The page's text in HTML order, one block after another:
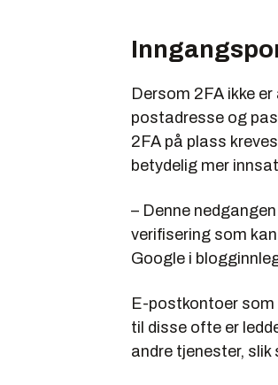
Dersom 2FA ikke
postadresse og
2FA på plass
betydelig mer
– Denne
verifisering som
Google i
E-postkontoer
til disse ofte er
andre tjenester,